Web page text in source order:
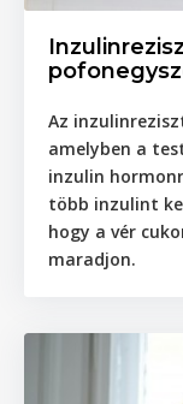
Az
amelyben a
inzulin
több inzulint
hogy a vér
maradjon.